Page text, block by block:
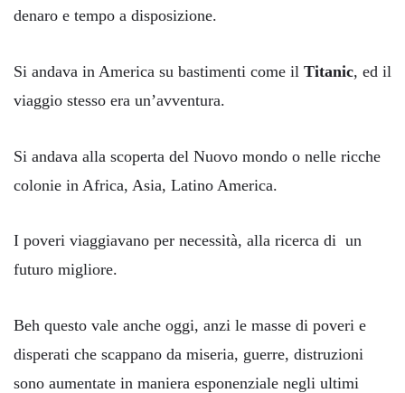
denaro e tempo a disposizione.
Si andava in America su bastimenti come il Titanic, ed il
viaggio stesso era un’avventura.
Si andava alla scoperta del Nuovo mondo o nelle ricche
colonie in Africa, Asia, Latino America.
I poveri viaggiavano per necessità, alla ricerca di un
futuro migliore.
Beh questo vale anche oggi, anzi le masse di poveri e
disperati che scappano da miseria, guerre, distruzioni
sono aumentate in maniera esponenziale negli ultimi